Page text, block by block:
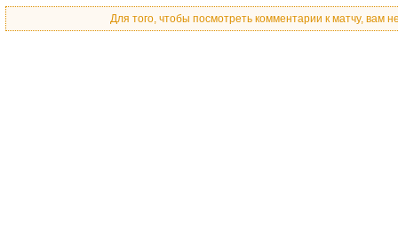
Для того, чтобы посмотреть комментарии к матчу, вам